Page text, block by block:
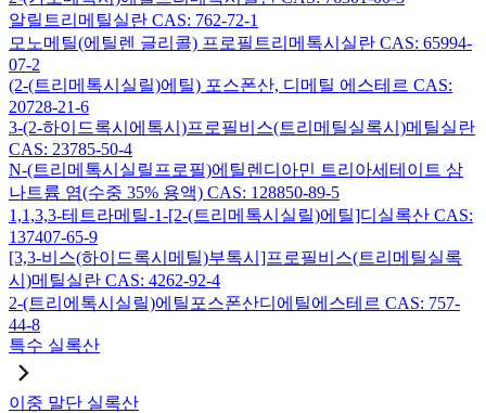
알릴트리메틸실란 CAS: 762-72-1
모노메틸(에틸렌 글리콜) 프로필트리메톡시실란 CAS: 65994-
07-2
(2-(트리메톡시실릴)에틸) 포스폰산, 디메틸 에스테르 CAS:
20728-21-6
3-(2-하이드록시에톡시)프로필비스(트리메틸실록시)메틸실란
CAS: 23785-50-4
N-(트리메톡시실릴프로필)에틸렌디아민 트리아세테이트 삼
나트륨 염(수중 35% 용액) CAS: 128850-89-5
1,1,3,3-테트라메틸-1-[2-(트리메톡시실릴)에틸]디실록산 CAS:
137407-65-9
[3,3-비스(하이드록시메틸)부톡시]프로필비스(트리메틸실록
시)메틸실란 CAS: 4262-92-4
2-(트리에톡시실릴)에틸포스폰산디에틸에스테르 CAS: 757-
44-8
특수 실록산
이중 말단 실록산